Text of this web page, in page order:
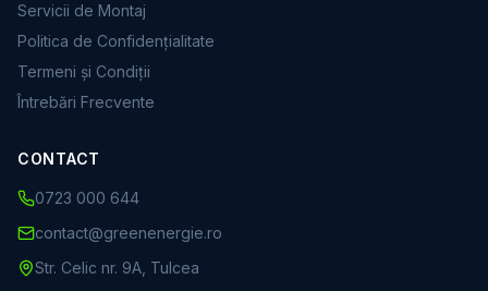
Servicii de Montaj
Politica de Confidențialitate
Termeni și Condiții
Întrebări Frecvente
CONTACT
0723 000 644
contact@greenenergie.ro
Str. Celic nr. 9A, Tulcea